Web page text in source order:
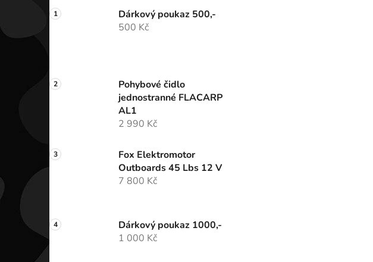
Dárkový poukaz 500,-
500 Kč
Pohybové čidlo
jednostranné FLACARP
AL1
2 990 Kč
Fox Elektromotor
Outboards 45 Lbs 12 V
7 800 Kč
Dárkový poukaz 1000,-
1 000 Kč